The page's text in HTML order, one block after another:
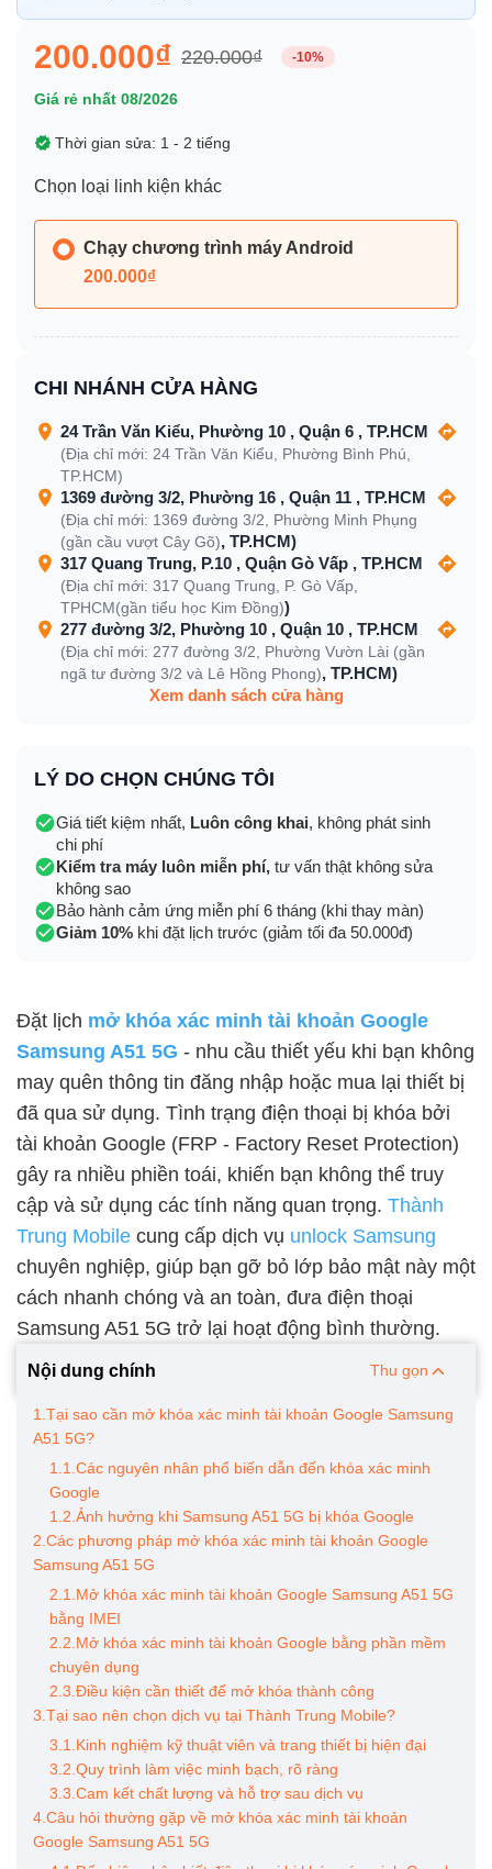
200.000₫ 220.000₫ -10%
Giá rẻ nhất 08/2026
Thời gian sửa: 1 - 2 tiếng
Chọn loại linh kiện khác
Chạy chương trình máy Android
200.000₫
CHI NHÁNH CỬA HÀNG
24 Trần Văn Kiểu, Phường 10 , Quận 6 , TP.HCM
(Địa chỉ mới: 24 Trần Văn Kiểu, Phường Bình Phú,
TP.HCM)
1369 đường 3/2, Phường 16 , Quận 11 , TP.HCM
(Địa chỉ mới: 1369 đường 3/2, Phường Minh Phụng
(gần cầu vượt Cây Gõ), TP.HCM)
317 Quang Trung, P.10 , Quận Gò Vấp , TP.HCM
(Địa chỉ mới: 317 Quang Trung, P. Gò Vấp,
TPHCM(gần tiểu học Kim Đồng))
277 đường 3/2, Phường 10 , Quận 10 , TP.HCM
(Địa chỉ mới: 277 đường 3/2, Phường Vườn Lài (gần
ngã tư đường 3/2 và Lê Hồng Phong), TP.HCM)
Xem danh sách cửa hàng
LÝ DO CHỌN CHÚNG TÔI
Giá tiết kiệm nhất, Luôn công khai, không phát sinh
chi phí
Kiểm tra máy luôn miễn phí, tư vấn thật không sửa
không sao
Bảo hành cảm ứng miễn phí 6 tháng (khi thay màn)
Giảm 10% khi đặt lịch trước (giảm tối đa 50.000đ)
Đặt lịch mở khóa xác minh tài khoản Google
Samsung A51 5G - nhu cầu thiết yếu khi bạn không
may quên thông tin đăng nhập hoặc mua lại thiết bị
đã qua sử dụng. Tình trạng điện thoại bị khóa bởi
tài khoản Google (FRP - Factory Reset Protection)
gây ra nhiều phiền toái, khiến bạn không thể truy
cập và sử dụng các tính năng quan trọng. Thành
Trung Mobile cung cấp dịch vụ unlock Samsung
chuyên nghiệp, giúp bạn gỡ bỏ lớp bảo mật này một
cách nhanh chóng và an toàn, đưa điện thoại
Samsung A51 5G trở lại hoạt động bình thường.
Nội dung chính Thu gọn
1.Tại sao cần mở khóa xác minh tài khoản Google Samsung
A51 5G?
1.1.Các nguyên nhân phổ biến dẫn đến khóa xác minh
Google
1.2.Ảnh hưởng khi Samsung A51 5G bị khóa Google
2.Các phương pháp mở khóa xác minh tài khoản Google
Samsung A51 5G
2.1.Mở khóa xác minh tài khoản Google Samsung A51 5G
bằng IMEI
2.2.Mở khóa xác minh tài khoản Google bằng phần mềm
chuyên dụng
2.3.Điều kiện cần thiết để mở khóa thành công
3.Tại sao nên chọn dịch vụ tại Thành Trung Mobile?
3.1.Kinh nghiệm kỹ thuật viên và trang thiết bị hiện đại
3.2.Quy trình làm việc minh bạch, rõ ràng
3.3.Cam kết chất lượng và hỗ trợ sau dịch vụ
4.Câu hỏi thường gặp về mở khóa xác minh tài khoản
Google Samsung A51 5G